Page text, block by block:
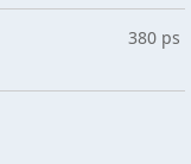
380 ps